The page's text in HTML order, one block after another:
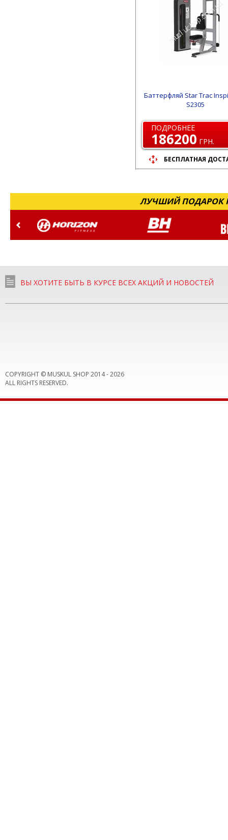
Баттерфляй Star Trac
S2305
ПОДРОБНЕЕ
186200 ГРН.
БЕСПЛАТНАЯ
ЛУЧШИЙ ПОДАРОК
ВЫ ХОТИТЕ БЫТЬ В КУРСЕ ВСЕХ АКЦИЙ И НОВОСТЕЙ
COPYRIGHT © MUSKUL SHOP 2014 -2026
ALL RIGHTS RESERVED.